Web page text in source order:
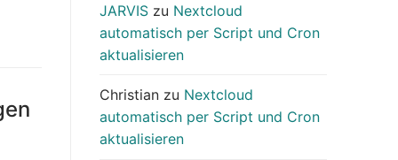
JARVIS zu Nextcloud
automatisch per Script und Cron
aktualisieren
Christian zu Nextcloud
automatisch per Script und Cron
aktualisieren